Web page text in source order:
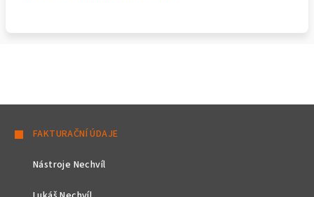
FAKTURAČNÍ ÚDAJE
Nástroje Nechvíl